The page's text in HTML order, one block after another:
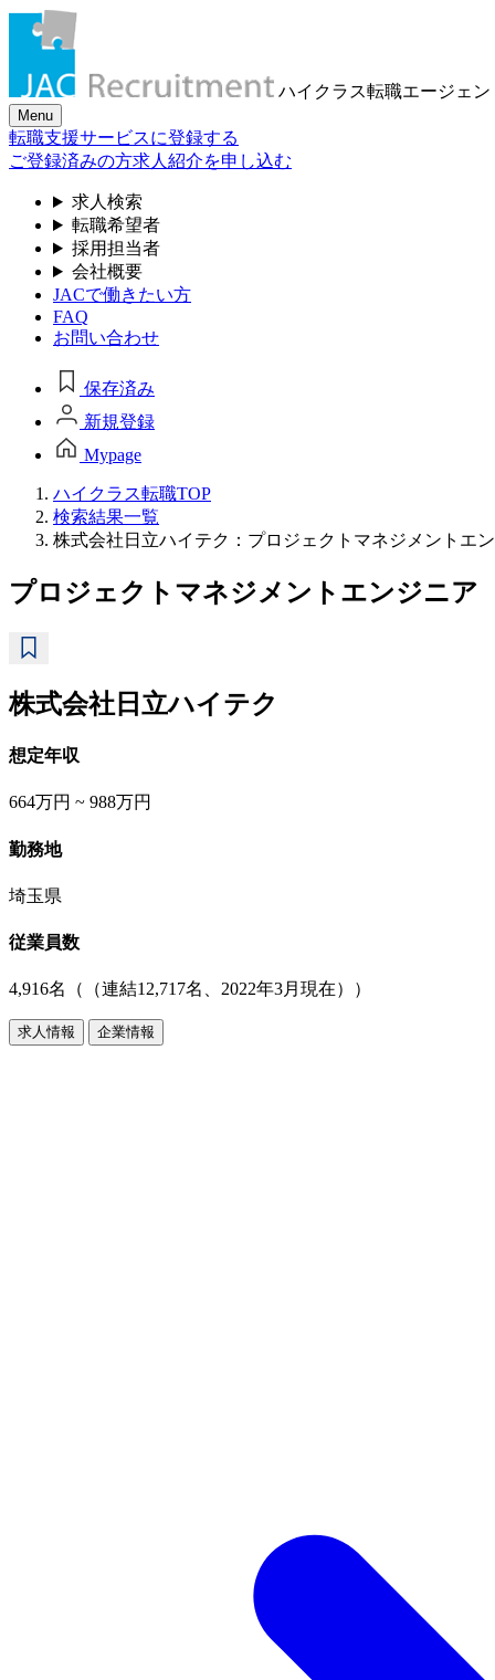
ハイクラス転職エージェン
Menu
転職支援サービスに登録する
ご登録済みの方求人紹介を申し込む
求人検索
転職希望者
採用担当者
会社概要
JACで働きたい方
FAQ
お問い合わせ
保存済み
新規登録
Mypage
ハイクラス転職TOP
検索結果一覧
株式会社日立ハイテク：プロジェクトマネジメントエ
プロジェクトマネジメントエンジニア
株式会社日立ハイテク
想定年収
664万円 ~ 988万円
勤務地
埼玉県
従業員数
4,916名（（連結12,717名、2022年3月現在））
求人情報 企業情報